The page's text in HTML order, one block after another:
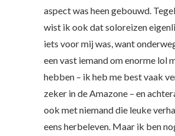
aspect was heen gebouwd.
wist ik ook dat soloreizen
iets voor mij was, want
een vast iemand om enorme lol
hebben – ik heb me best vaak
zeker in de Amazone – en
ook met niemand die leuke
eens herbeleven. Maar ik ben